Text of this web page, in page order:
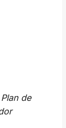
de